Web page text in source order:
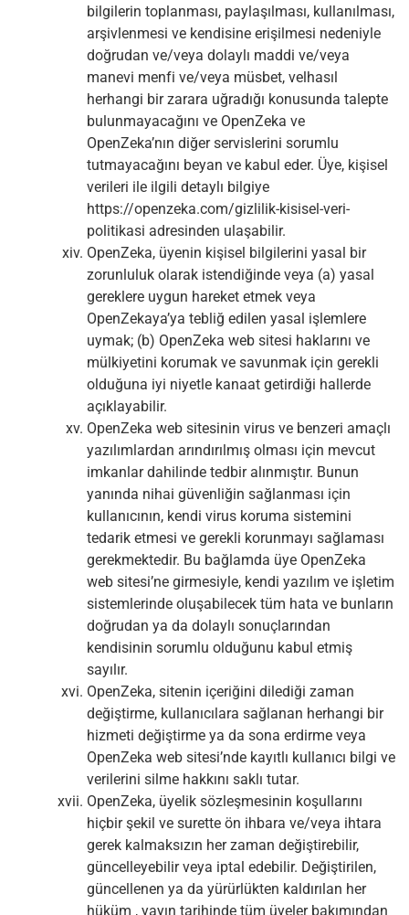
bilgilerin toplanması, paylaşılması, kullanılması,
arşivlenmesi ve kendisine erişilmesi nedeniyle
doğrudan ve/veya dolaylı maddi ve/veya
manevi menfi ve/veya müsbet, velhasıl
herhangi bir zarara uğradığı konusunda talepte
bulunmayacağını ve OpenZeka ve
OpenZeka’nın diğer servislerini sorumlu
tutmayacağını beyan ve kabul eder. Üye, kişisel
verileri ile ilgili detaylı bilgiye
https://openzeka.com/gizlilik-kisisel-veri-
politikasi adresinden ulaşabilir.
OpenZeka, üyenin kişisel bilgilerini yasal bir
zorunluluk olarak istendiğinde veya (a) yasal
gereklere uygun hareket etmek veya
OpenZekaya’ya tebliğ edilen yasal işlemlere
uymak; (b) OpenZeka web sitesi haklarını ve
mülkiyetini korumak ve savunmak için gerekli
olduğuna iyi niyetle kanaat getirdiği hallerde
açıklayabilir.
OpenZeka web sitesinin virus ve benzeri amaçlı
yazılımlardan arındırılmış olması için mevcut
imkanlar dahilinde tedbir alınmıştır. Bunun
yanında nihai güvenliğin sağlanması için
kullanıcının, kendi virus koruma sistemini
tedarik etmesi ve gerekli korunmayı sağlaması
gerekmektedir. Bu bağlamda üye OpenZeka
web sitesi’ne girmesiyle, kendi yazılım ve işletim
sistemlerinde oluşabilecek tüm hata ve bunların
doğrudan ya da dolaylı sonuçlarından
kendisinin sorumlu olduğunu kabul etmiş
sayılır.
OpenZeka, sitenin içeriğini dilediği zaman
değiştirme, kullanıcılara sağlanan herhangi bir
hizmeti değiştirme ya da sona erdirme veya
OpenZeka web sitesi’nde kayıtlı kullanıcı bilgi ve
verilerini silme hakkını saklı tutar.
OpenZeka, üyelik sözleşmesinin koşullarını
hiçbir şekil ve surette ön ihbara ve/veya ihtara
gerek kalmaksızın her zaman değiştirebilir,
güncelleyebilir veya iptal edebilir. Değiştirilen,
güncellenen ya da yürürlükten kaldırılan her
hüküm , yayın tarihinde tüm üyeler bakımından